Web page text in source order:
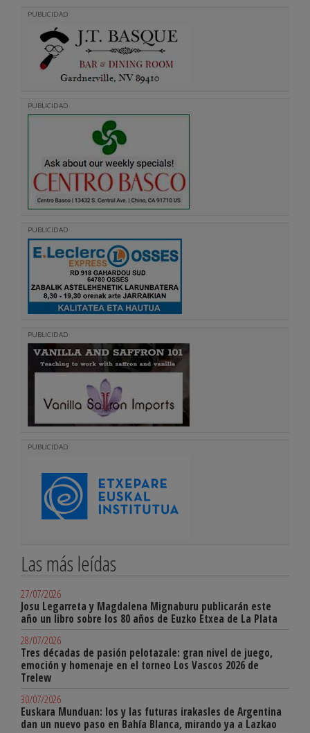
PUBLICIDAD
PUBLICIDAD
PUBLICIDAD
PUBLICIDAD
PUBLICIDAD
Las más leídas
27/07/2026
Josu Legarreta y Magdalena Mignaburu publicarán este
año un libro sobre los 80 años de Euzko Etxea de La Plata
28/07/2026
Tres décadas de pasión pelotazale: gran nivel de juego,
emoción y homenaje en el torneo Los Vascos 2026 de
Trelew
30/07/2026
Euskara Munduan: los y las futuras irakasles de Argentina
dan un nuevo paso en Bahía Blanca, mirando ya a Lazkao